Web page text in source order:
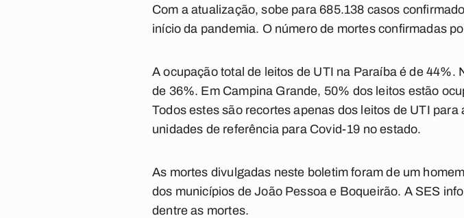
Com a atualização, sobe para 685.138 casos
início da pandemia. O número de mortes confirmadas
A ocupação total de leitos de UTI na Paraíba é de
de 36%. Em Campina Grande, 50% dos leitos estão
Todos estes são recortes apenas dos leitos de UTI
unidades de referência para Covid-19 no estado.
As mortes divulgadas neste boletim foram de um
dos municípios de João Pessoa e Boqueirão. A SES
dentre as mortes.